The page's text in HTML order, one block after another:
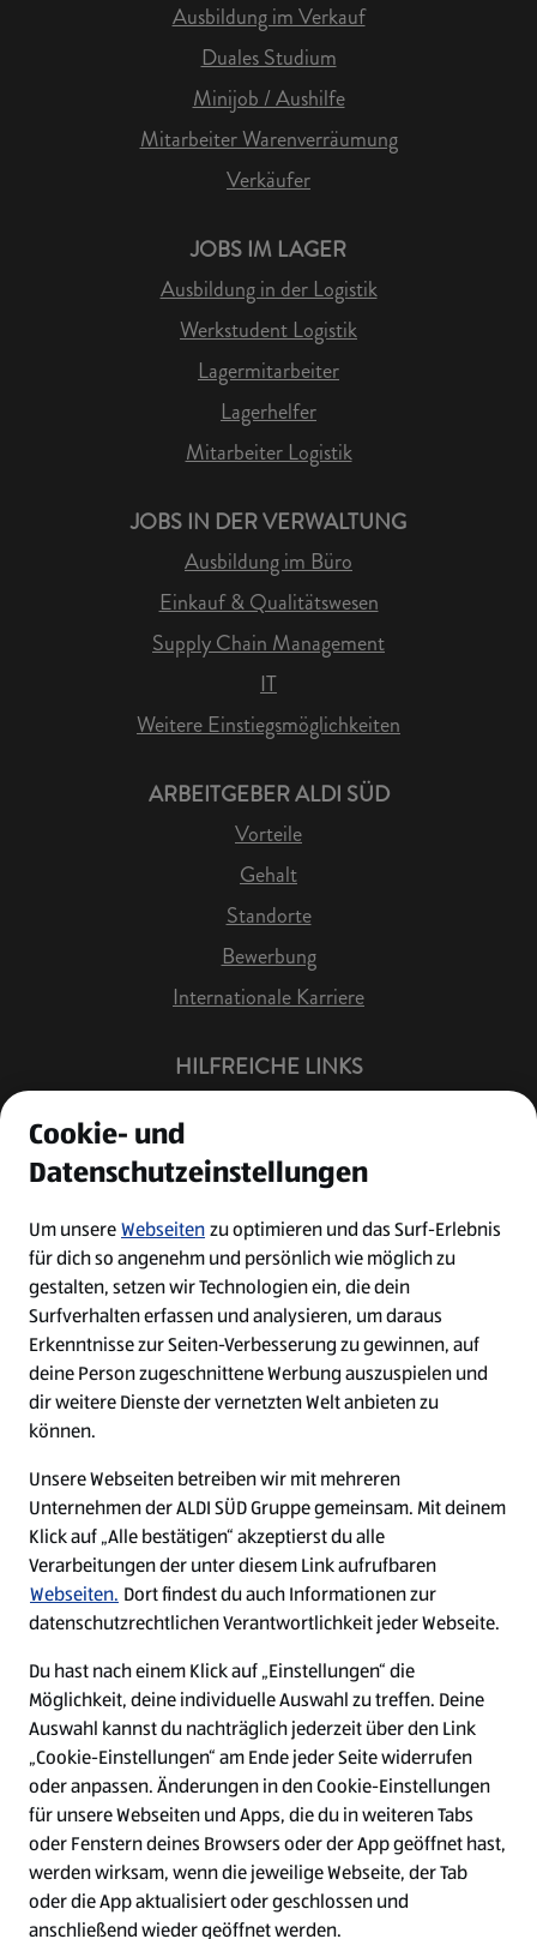
Ausbildung im Verkauf
Duales Studium
Minijob / Aushilfe
Mitarbeiter Warenverräumung
Verkäufer
JOBS IM LAGER
Ausbildung in der Logistik
Werkstudent Logistik
Lagermitarbeiter
Lagerhelfer
Mitarbeiter Logistik
JOBS IN DER VERWALTUNG
Ausbildung im Büro
Einkauf & Qualitätswesen
Supply Chain Management
IT
Weitere Einstiegsmöglichkeiten
ARBEITGEBER ALDI SÜD
Vorteile
Gehalt
Standorte
Bewerbung
Internationale Karriere
HILFREICHE LINKS
Job Benachrichtigung
Bewerberkonto
Leichte Sprache
Kontakt
W
i
r
d
a
u
f
W
i
r
d
a
u
f
W
i
r
d
a
u
f
W
i
r
d
a
Cookie - Liste
Datenschutz
Cookie- und
Datenschutzeinstellungen
Um unsereWebseitenzu optimieren und das Surf-Erlebnis
für dich so angenehm und persönlich wie möglich zu
gestalten, setzen wir Technologien ein, die dein
Surfverhalten erfassen und analysieren, um daraus
Erkenntnisse zur Seiten-Verbesserung zu gewinnen, auf
deine Person zugeschnittene Werbung auszuspielen und
dir weitere Dienste der vernetzten Welt anbieten zu
können.
Unsere Webseiten betreiben wir mit mehreren
Unternehmen der ALDI SÜD Gruppe gemeinsam. Mit deinem
Klick auf „Alle bestätigen“ akzeptierst du alle
Verarbeitungen der unter diesem Link aufrufbaren
Webseiten. Dort findest du auch Informationen zur
datenschutzrechtlichen Verantwortlichkeit jeder Webseite.
Du hast nach einem Klick auf „Einstellungen“ die
Möglichkeit, deine individuelle Auswahl zu treffen. Deine
Auswahl kannst du nachträglich jederzeit über den Link
„Cookie-Einstellungen“ am Ende jeder Seite widerrufen
oder anpassen. Änderungen in den Cookie-Einstellungen
für unsere Webseiten und Apps, die du in weiteren Tabs
oder Fenstern deines Browsers oder der App geöffnet hast,
werden wirksam, wenn die jeweilige Webseite, der Tab
oder die App aktualisiert oder geschlossen und
anschließend wieder geöffnet werden.